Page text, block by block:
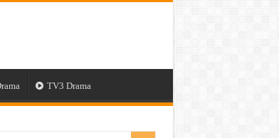
TV3 Drama